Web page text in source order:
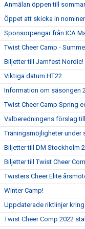
Anmälan öppen till
Öppet att skicka in
Sponsorpengar från ICA
Twist Cheer Camp -
Biljetter till Jamfest Nordic!
Viktiga datum HT22
Information om säsongen
Twist Cheer Camp Spring
Valberedningens förslag
Träningsmöjligheter under
Biljetter till DM Stockholm
Biljetter till Twist Cheer
Twisters Cheer Elite
Winter Camp!
Uppdaterade riktlinjer
Twist Cheer Comp 2022